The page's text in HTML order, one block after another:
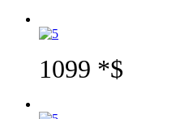
1099 *$